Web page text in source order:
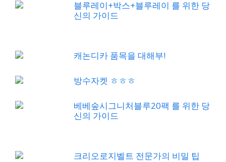
블루레이+박스+블루레이 를 위한 당
신의 가이드
캐논디카 품목을 대해부!
방수자켓 ㅎㅎㅎ
베베숲시그니처블루20팩 를 위한 당
신의 가이드
크리오로지벨트 전문가의 비밀 팁